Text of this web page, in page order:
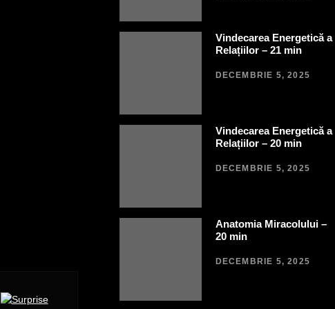
Vindecarea Energetică a
Relațiilor – 21 min
DECEMBRIE 5, 2025
Vindecarea Energetică a
Relațiilor – 20 min
DECEMBRIE 5, 2025
Anatomia Miracolului –
20 min
DECEMBRIE 5, 2025